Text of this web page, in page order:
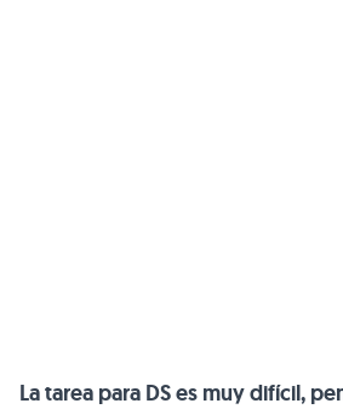
La tarea para DS es muy difícil,